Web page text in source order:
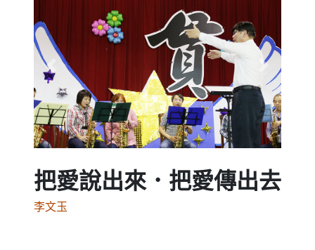
Previous Next
把愛說出來．把愛傳出去
李文玉